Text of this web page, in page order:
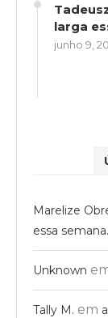
larga
junho 9,
Marelize
essa
Unknown
Tally M. em